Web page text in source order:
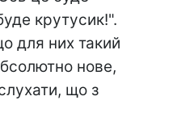
крутусик!".
для них такий
нове,
що з